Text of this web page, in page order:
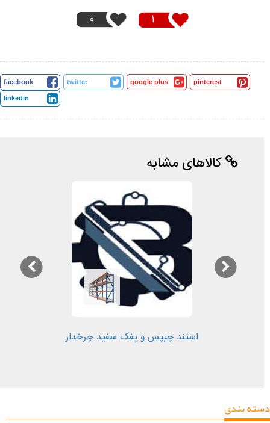
1
0
facebook twitter google plus pinterest
linkedin
کالاهای مشابه
استند چیپس و پفک سفید چرخدار
دسته بندی